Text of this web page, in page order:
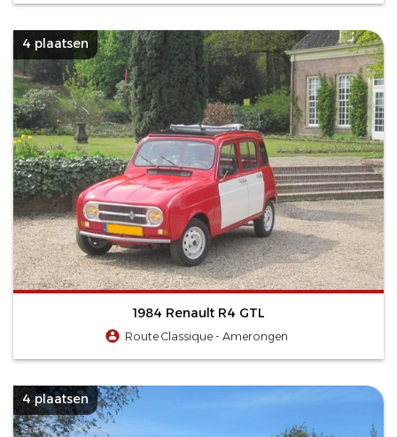
4 plaatsen
1984 Renault R4 GTL
Route Classique - Amerongen
4 plaatsen